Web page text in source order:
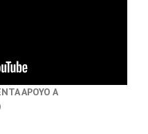
APOYO A